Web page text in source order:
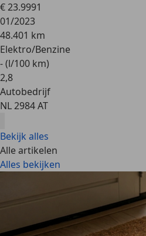
€ 23.9991
01/2023
48.401 km
Elektro/Benzine
- (l/100 km)
2,8
Autobedrijf
NL 2984 AT
Bekijk alles
Alle artikelen
Alles bekijken